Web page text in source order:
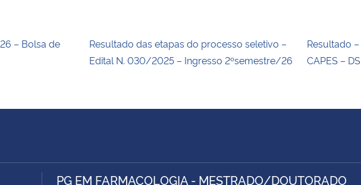
– Bolsa de
Resultado das etapas do processo seletivo –
Edital N. 030/2025 – Ingresso 2ºsemestre/26
Resultado
CAPES – DS
PG EM FARMACOLOGIA - MESTRADO/DOUTORADO